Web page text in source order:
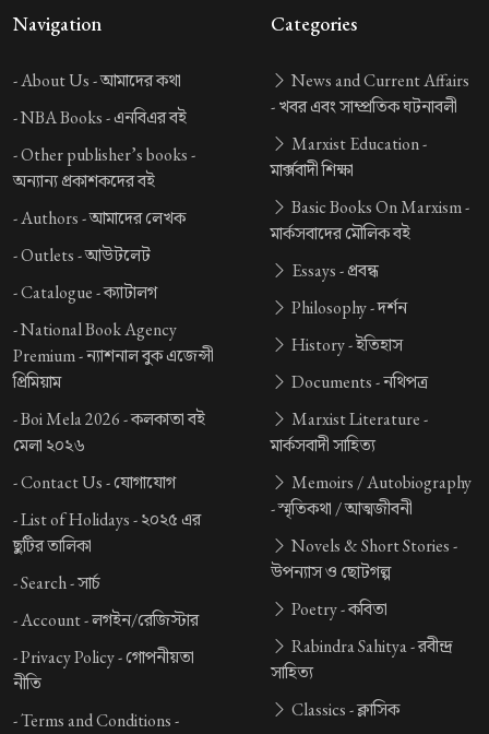
Navigation
-About Us -আমাদের কথা
-NBA Books -এনবিএর বই
-Other publisher’s books -
অন্যান্য প্রকাশকদের বই
-Authors -আমাদের লেখক
-Outlets -আউটলেট
-Catalogue -ক্যাটালগ
-National Book Agency
Premium -ন্যাশনাল বুক এজেন্সী
প্রিমিয়াম
-Boi Mela 2026 -কলকাতা বই
মেলা ২০২৬
-Contact Us -যোগাযোগ
-List of Holidays -২০২৫ এর
ছুটির তালিকা
-Search -সার্চ
-Account -লগইন/রেজিস্টার
-Privacy Policy -গোপনীয়তা
নীতি
-Terms and Conditions -
Categories
News and Current Affairs
-খবর এবং সাম্প্রতিক ঘটনাবলী
Marxist Education -
মার্ক্সবাদী শিক্ষা
Basic Books On Marxism -
মার্কসবাদের মৌলিক বই
Essays -প্রবন্ধ
Philosophy -দর্শন
History -ইতিহাস
Documents -নথিপত্র
Marxist Literature -
মার্কসবাদী সাহিত্য
Memoirs / Autobiography
-স্মৃতিকথা / আত্মজীবনী
Novels & Short Stories -
উপন্যাস ও ছোটগল্প
Poetry -কবিতা
Rabindra Sahitya -রবীন্দ্র
সাহিত্য
Classics -ক্লাসিক